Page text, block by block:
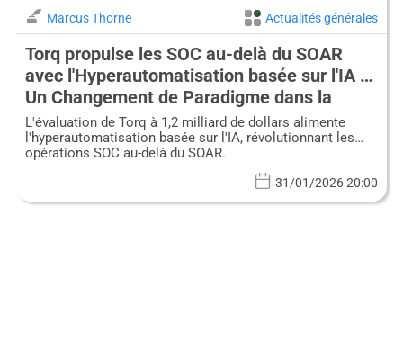
Marcus Thorne Actualités générales
Torq propulse les SOC au-delà du SOAR
avec l'Hyperautomatisation basée sur l'IA :
Un Changement de Paradigme dans la
Cyberdéfense
L'évaluation de Torq à 1,2 milliard de dollars alimente
l'hyperautomatisation basée sur l'IA, révolutionnant les
opérations SOC au-delà du SOAR.
31/01/2026 20:00